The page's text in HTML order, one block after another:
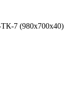
7 (980x700x40)